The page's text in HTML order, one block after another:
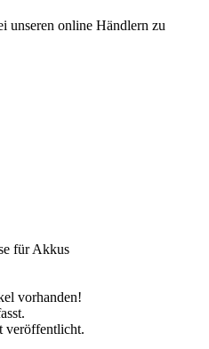
unseren online Händlern zu
für Akkus
vorhanden!
veröffentlicht.